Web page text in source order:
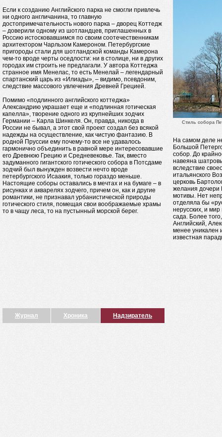
Если к созданию Английского парка не смогли привлечь
ни одного англичанина, то главную
достопримечательность нового парка – дворец Коттедж
– доверили одному из шотландцев, приглашенных в
Россию истосковавшимся по своим соотечественникам
архитектором Чарльзом Камероном. Петербургские
пригороды стали для шотландской команды Камерона
чем-то вроде черты оседлости: ни в столице, ни в других
городах им строить не предлагали. У автора Коттеджа
странное имя Менелас, то есть Менелай – легендарный
спартанский царь из «Илиады», – видимо, псевдоним,
следствие массового увлечения Древней Грецией.
Помимо «подлинного английского коттеджа»
Александрию украшает еще и «подлинная готическая
капелла», творение одного из крупнейших зодчих
Германии – Карла Шинкеля. Он, правда, никогда в
России не бывал, а этот свой проект создал без всякой
надежды на осуществление, как чистую фантазию. В
родной Пруссии ему почему-то все не удавалось
гармонично объединить в равной мере интересовавшие
его Древнюю Грецию и Средневековье. Так, вместо
задуманного гигантского готического собора в Потсдаме
зодчий был вынужден возвести нечто вроде
петербургского Исаакия, только гораздо меньше.
Настоящие соборы оставались в мечтах и на бумаге – в
рисунках и акварелях зодчего, причем он, как и другие
романтики, не признавал урбанистической природы
готического стиля, помещая свои воображаемые храмы
то в чащу леса, то на пустынный морской берег.
Стиль собора
На самом деле
Большой
собор. До
навеяна
вследствие
итальянского
церковь
желания дочери
мотивы. Нет
отделяла бы
нерусских, и мир
сада. Более
Английский,
менее уникален
известная
Журнал Хроника Надзиратель